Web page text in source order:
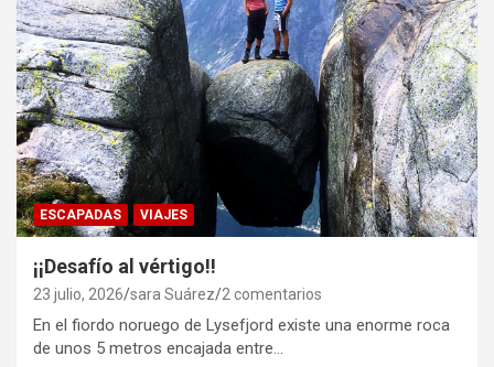
ESCAPADAS VIAJES
¡¡Desafío al vértigo!!
23 julio, 2026 sara Suárez 2 comentarios
En el fiordo noruego de Lysefjord existe una enorme roca
de unos 5 metros encajada entre…